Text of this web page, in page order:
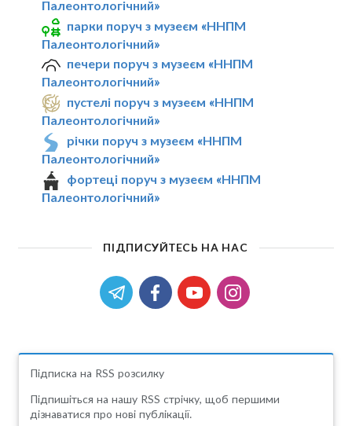
Палеонтологічний»
парки поруч з музеєм «ННПМ
Палеонтологічний»
печери поруч з музеєм «ННПМ
Палеонтологічний»
пустелі поруч з музеєм «ННПМ
Палеонтологічний»
річки поруч з музеєм «ННПМ
Палеонтологічний»
фортеці поруч з музеєм «ННПМ
Палеонтологічний»
ПІДПИСУЙТЕСЬ НА НАС
Підписка на RSS розсилку
Підпишіться на нашу RSS стрічку, щоб першими
дізнаватися про нові публікації.